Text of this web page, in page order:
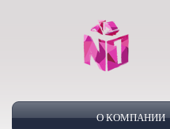
О КОМПАНИИ